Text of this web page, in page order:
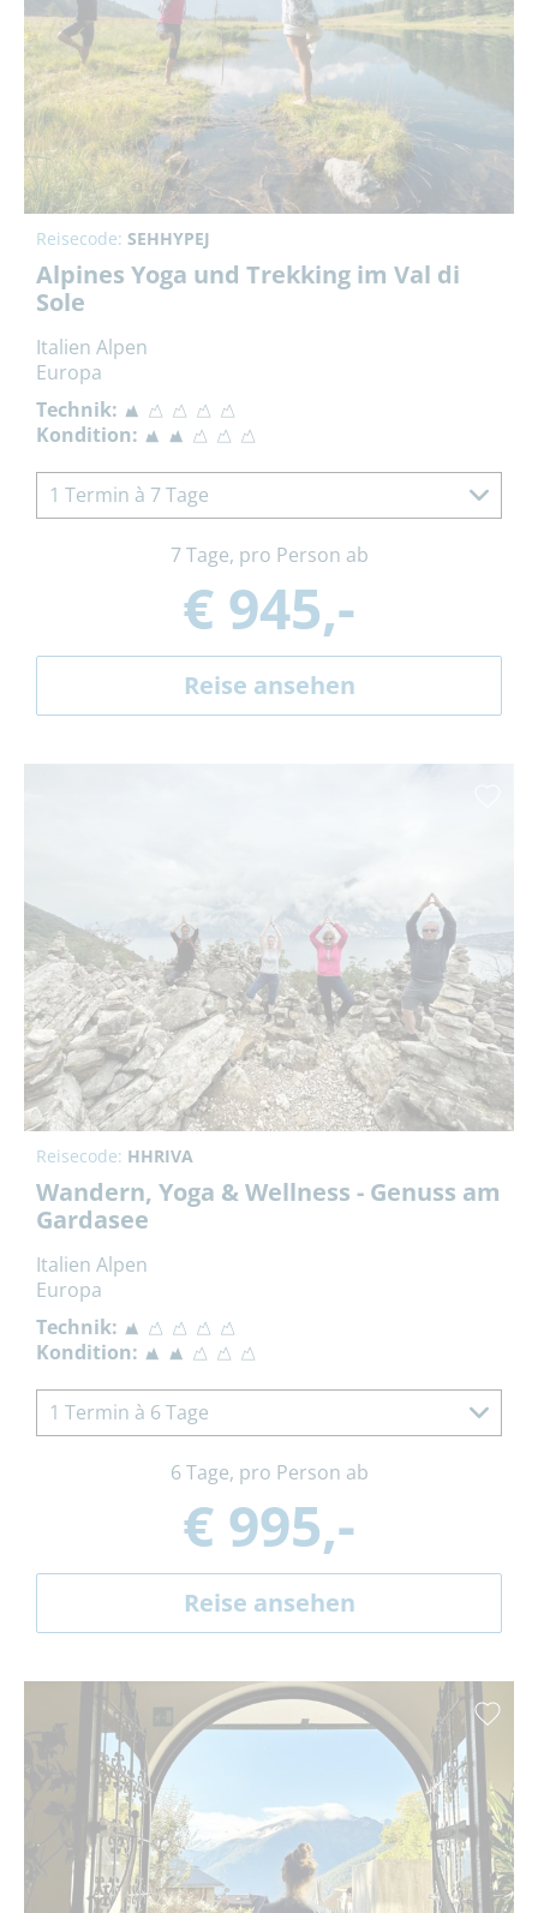
Reisecode: SEHHYPEJ
Alpines Yoga und Trekking im Val di
Sole
Italien Alpen
Europa
Technik:
Kondition:
1 Termin à 7 Tage
7 Tage, pro Person ab
€ 945,-
Reise ansehen
Reisecode: HHRIVA
Wandern, Yoga & Wellness - Genuss am
Gardasee
Italien Alpen
Europa
Technik:
Kondition:
1 Termin à 6 Tage
6 Tage, pro Person ab
€ 995,-
Reise ansehen